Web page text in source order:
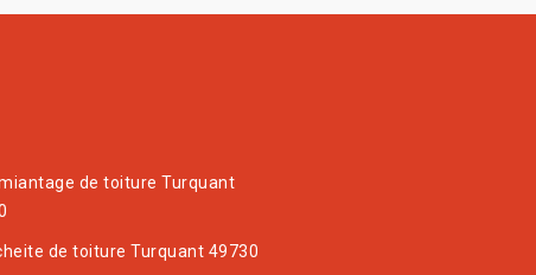
de toiture Turquant
de toiture Turquant 49730